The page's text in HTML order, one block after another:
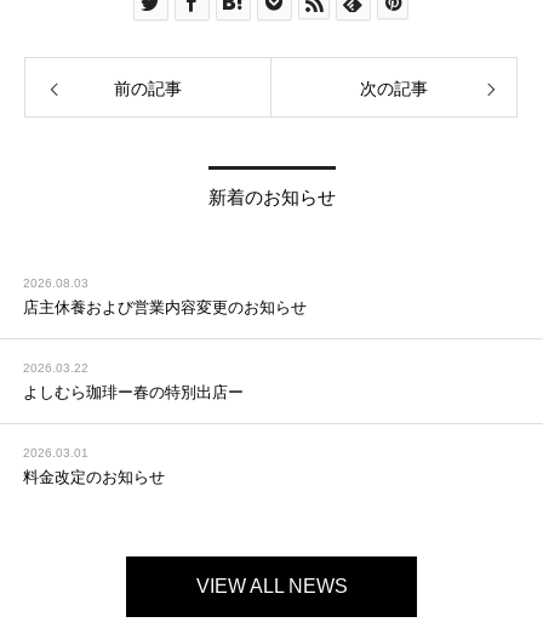
前の記事 次の記事
新着のお知らせ
2026.08.03
店主休養および営業内容変更のお知らせ
2026.03.22
よしむら珈琲ー春の特別出店ー
2026.03.01
料金改定のお知らせ
VIEW ALL NEWS